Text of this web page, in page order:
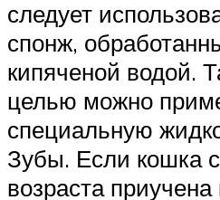
следует
спонж,
кипяченой водой.
целью можно
специальную
Зубы. Если кошка
возраста приучена